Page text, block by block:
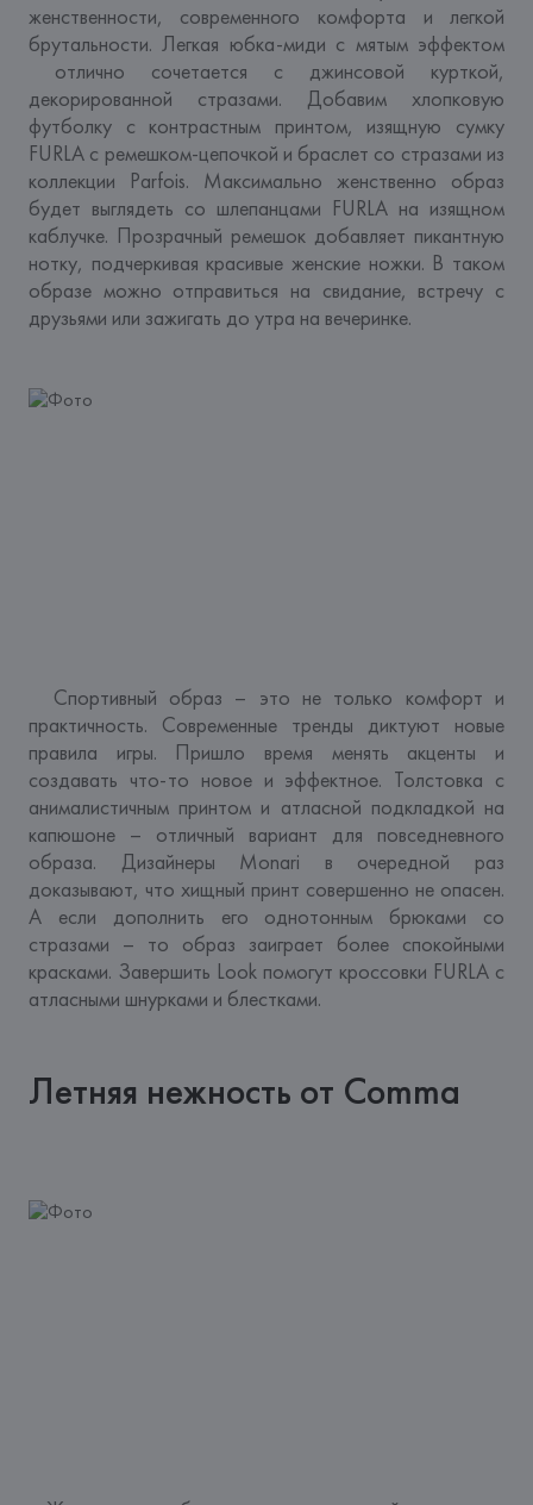
женственности, современного комфорта и легкой
брутальности. Легкая юбка-миди с мятым эффектом
отлично сочетается с джинсовой курткой,
декорированной стразами. Добавим хлопковую
футболку с контрастным принтом, изящную сумку
FURLA с ремешком-цепочкой и браслет со стразами из
коллекции Parfois. Максимально женственно образ
будет выглядеть со шлепанцами FURLA на изящном
каблучке. Прозрачный ремешок добавляет пикантную
нотку, подчеркивая красивые женские ножки. В таком
образе можно отправиться на свидание, встречу с
друзьями или зажигать до утра на вечеринке.
Спортивный образ – это не только комфорт и
практичность. Современные тренды диктуют новые
правила игры. Пришло время менять акценты и
создавать что-то новое и эффектное. Толстовка с
анималистичным принтом и атласной подкладкой на
капюшоне – отличный вариант для повседневного
образа. Дизайнеры Monari в очередной раз
доказывают, что хищный принт совершенно не опасен.
А если дополнить его однотонным брюками со
стразами – то образ заиграет более спокойными
красками. Завершить Look помогут кроссовки FURLA с
атласными шнурками и блестками.
Летняя нежность от Comma